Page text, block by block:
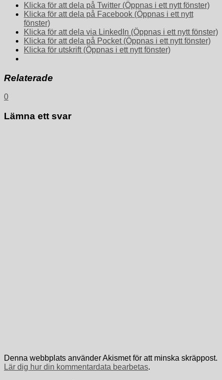
Klicka för att dela på Twitter (Öppnas i ett nytt fönster)
Klicka för att dela på Facebook (Öppnas i ett nytt
fönster)
Klicka för att dela via LinkedIn (Öppnas i ett nytt fönster)
Klicka för att dela på Pocket (Öppnas i ett nytt fönster)
Klicka för utskrift (Öppnas i ett nytt fönster)
Relaterade
0
Lämna ett svar
Denna webbplats använder Akismet för att minska skräppost.
Lär dig hur din kommentardata bearbetas.